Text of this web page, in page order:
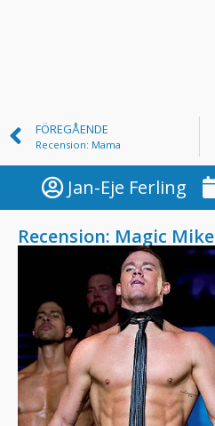
FÖREGÅENDE
Recension: Mama
Jan-Eje Ferling
Recension: Magic Mike